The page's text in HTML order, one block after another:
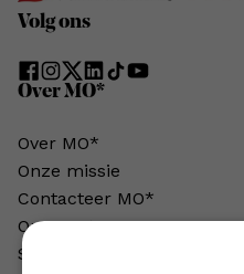
Volg ons
Over MO*
Over MO*
Onze missie
Contacteer MO*
Onze auteurs
Schrijven voor MO*?